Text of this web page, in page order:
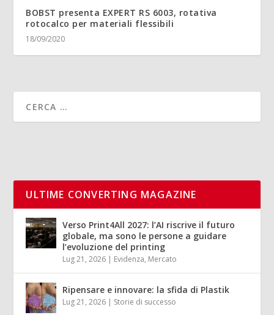
BOBST presenta EXPERT RS 6003, rotativa
rotocalco per materiali flessibili
18/09/2020
ULTIME CONVERTING MAGAZINE
Verso Print4All 2027: l’AI riscrive il futuro
globale, ma sono le persone a guidare
l’evoluzione del printing
Lug 21, 2026 Evidenza, Mercato
Ripensare e innovare: la sfida di Plastik
Lug 21, 2026 Storie di successo